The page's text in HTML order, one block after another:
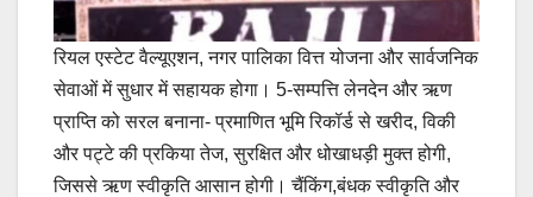
रियल एस्टेट वैल्यूएशन, नगर पालिका वित्त योजना और सार्वजनिक
सेवाओं में सुधार में सहायक होगा। 5-सम्पत्ति लेनदेन और ऋण
प्राप्ति को सरल बनाना- प्रमाणित भूमि रिकॉर्ड से खरीद, विकी
और पट्टे की प्रकिया तेज, सुरक्षित और धोखाधड़ी मुक्त होगी,
जिससे ऋण स्वीकृति आसान होगी। चैंकिंग,बंधक स्वीकृति और